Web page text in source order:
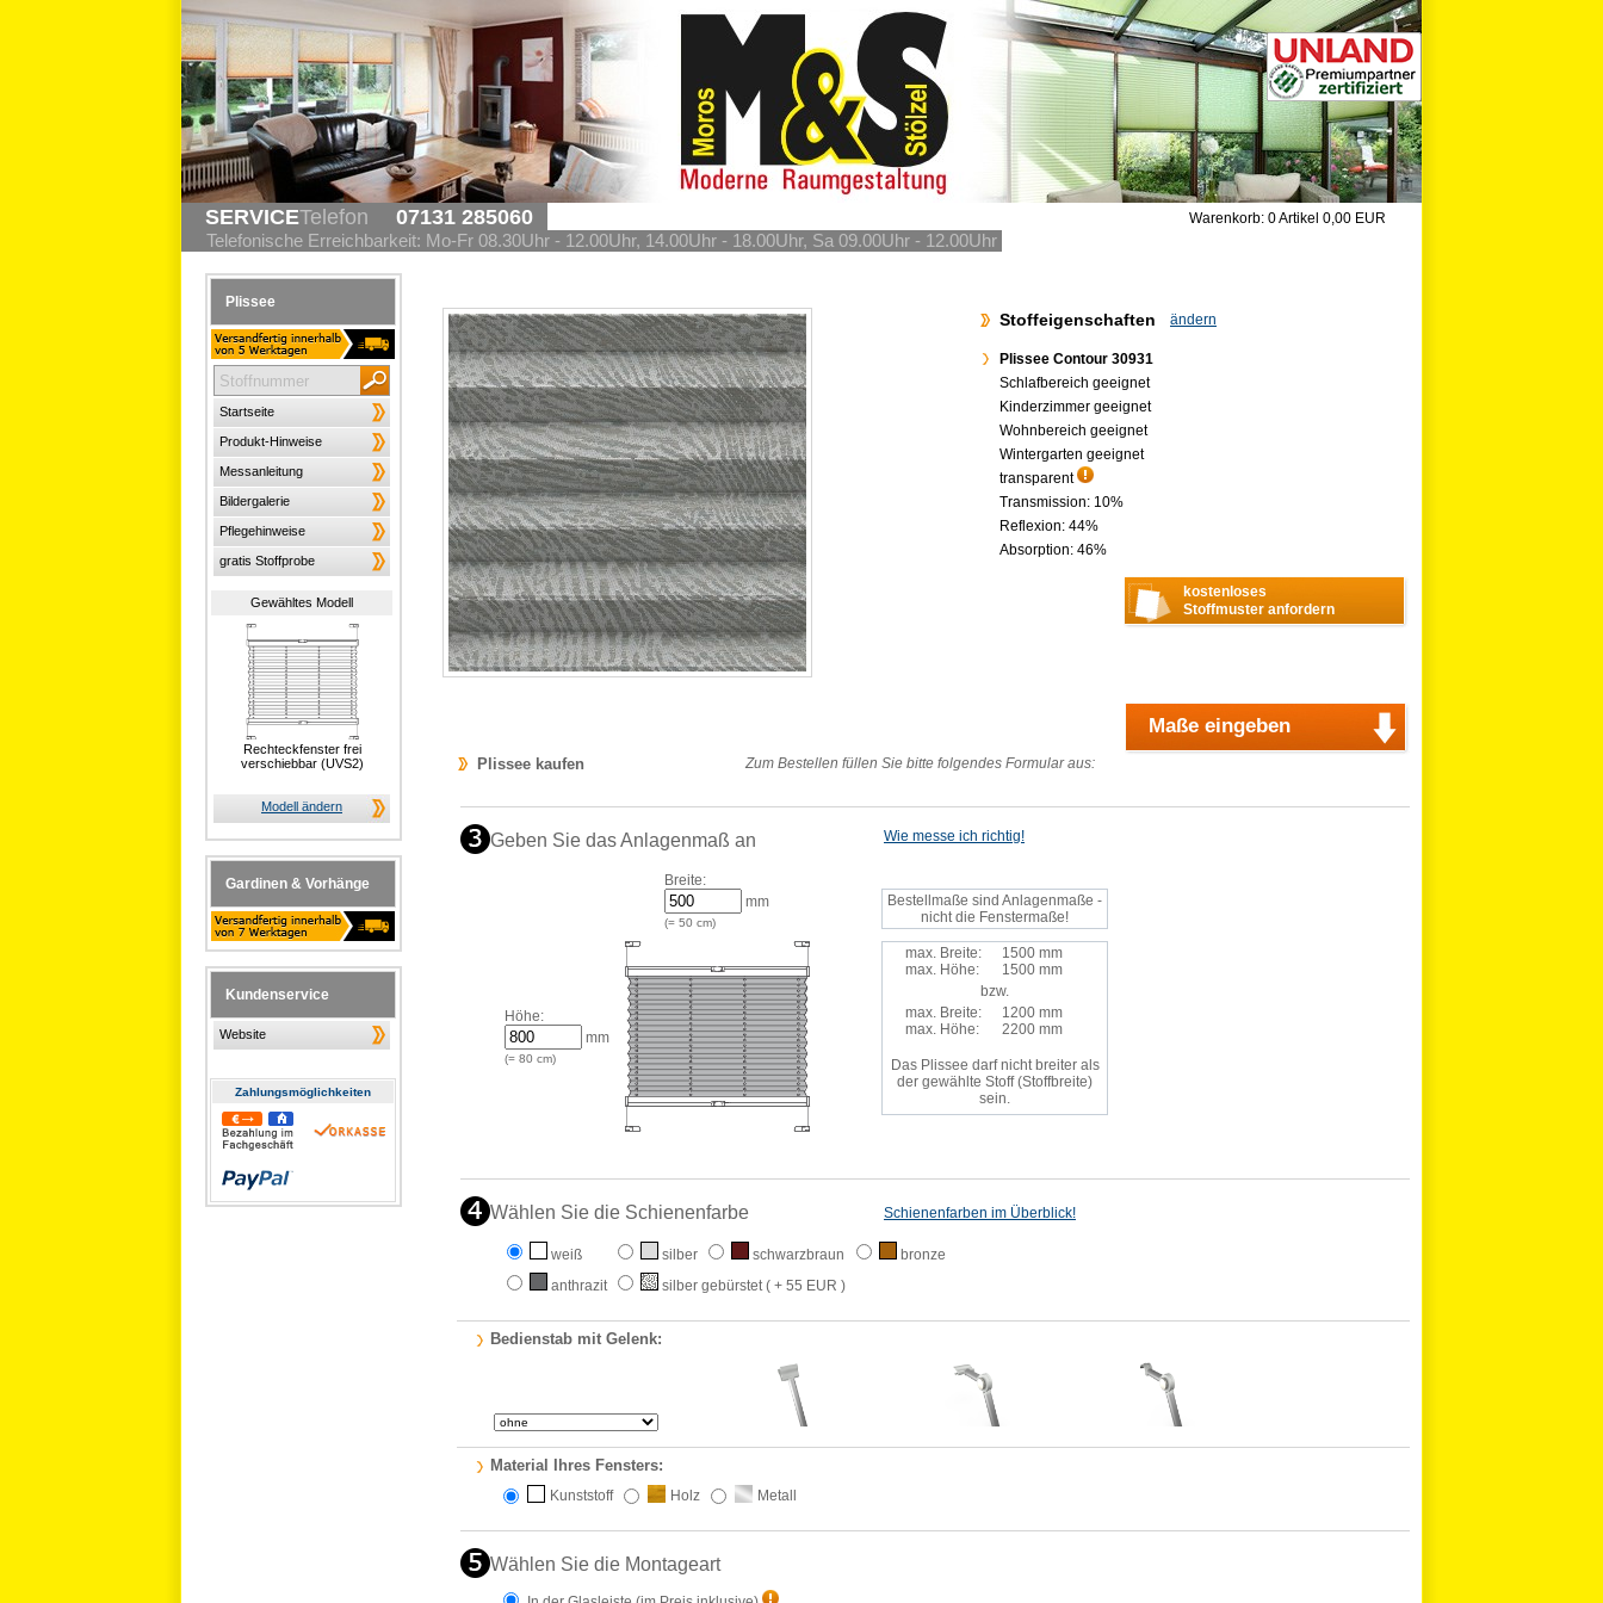
SERVICETelefon 07131 285060 Warenkorb: 0 Artikel 0,00 EUR
Telefonische Erreichbarkeit: Mo-Fr 08.30Uhr - 12.00Uhr, 14.00Uhr - 18.00Uhr, Sa 09.00Uhr - 12.00Uhr
Plissee
Startseite
Produkt-Hinweise
Messanleitung
Bildergalerie
Pflegehinweise
gratis Stoffprobe
Gewähltes Modell
Rechteckfenster frei
verschiebbar (UVS2)
Modell ändern
Gardinen & Vorhänge
Kundenservice
Website
Zahlungs­möglichkeiten
Stoffeigenschaften ändern
Plissee Contour 30931
Schlafbereich geeignet
Kinderzimmer geeignet
Wohnbereich geeignet
Wintergarten geeignet
transparent
Transmission: 10%
Reflexion: 44%
Absorption: 46%
kostenloses
Stoffmuster anfordern
Maße eingeben
Plissee kaufen Zum Bestellen füllen Sie bitte folgendes Formular aus:
Wie messe ich richtig!
Geben Sie das Anlagenmaß an
Breite:
mm
(= 50 cm)
Höhe:
mm
(= 80 cm)
Bestellmaße sind Anlagenmaße -
nicht die Fenstermaße!
max. Breite:
1500 mm
max. Höhe:
1500 mm
bzw.
max. Breite:
1200 mm
max. Höhe:
2200 mm
Das Plissee darf nicht breiter als
der gewählte Stoff (Stoffbreite)
sein.
Schienenfarben im Überblick!
Wählen Sie die Schienenfarbe
weiß silber schwarzbraun
bronze
anthrazit
silber gebürstet( + 55 EUR )
Bedienstab mit Gelenk:
Material Ihres Fensters:
Kunststoff Holz Metall
Wählen Sie die Montageart